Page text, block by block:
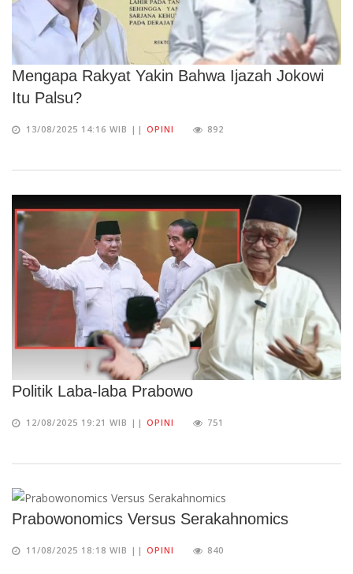
Mengapa Rakyat Yakin Bahwa Ijazah Jokowi
Itu Palsu?
13/08/2025 14:16 WIB || OPINI 892
Politik Laba-laba Prabowo
12/08/2025 19:21 WIB || OPINI 751
Prabowonomics Versus Serakahnomics
11/08/2025 18:18 WIB || OPINI 840